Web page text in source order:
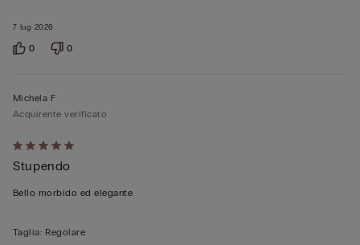
7 lug 2026
0 0
Valutato
5
su
Michela F
Acquirente verificato
Stupendo
Bello morbido ed elegante
Taglia: Regolare